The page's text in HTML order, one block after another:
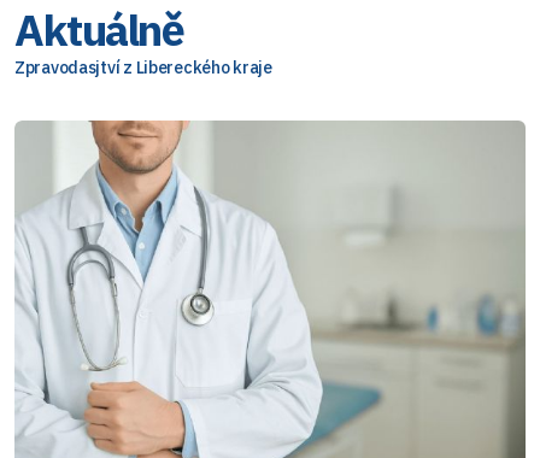
Aktuálně
Zpravodasjtví z Libereckého kraje